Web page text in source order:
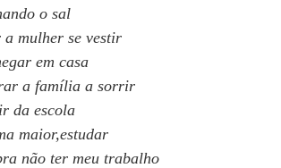
o sal
a mulher se vestir
em casa
a família a sorrir
da escola
maior,estudar
não ter meu trabalho